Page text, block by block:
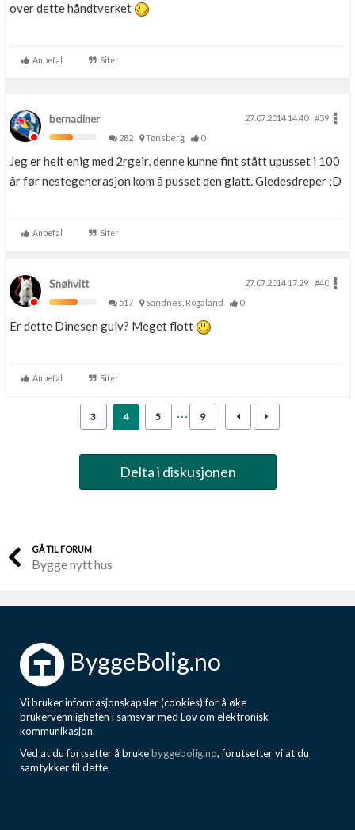
over dette håndtverket
Anbefal Siter
bernadiner 27.07.2014 14.40
#39
282
Tønsberg 0
Jeg er helt enig med 2rgeir, denne kunne fint stått upusset i 100
år før nestegenerasjon kom å pusset den glatt. Gledesdreper ;D
Anbefal Siter
Snøhvitt 27.07.2014 17.29
#40
517
Sandnes, Rogaland 0
Er dette Dinesen gulv? Meget flott
Anbefal Siter
3 4 5 9
Delta i diskusjonen
GÅ TIL FORUM
Bygge nytt hus
ByggeBolig.no
Vi bruker informasjonskapsler (cookies) for å øke
brukervennligheten i samsvar med Lov om elektronisk
kommunikasjon.
Ved at du fortsetter å brukebyggebolig.no, forutsetter vi at du
samtykker til dette.